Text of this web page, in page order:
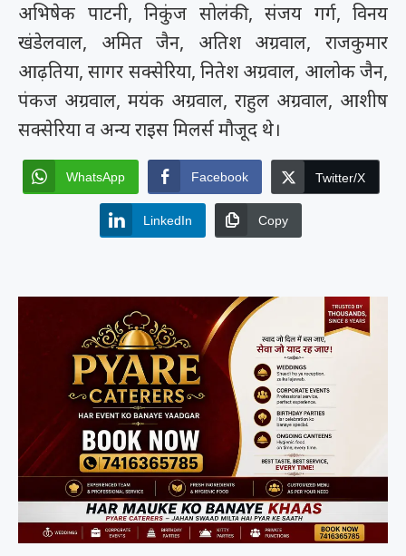
अभिषेक पाटनी, निकुंज सोलंकी, संजय गर्ग, विनय
खंडेलवाल, अमित जैन, अतिश अग्रवाल, राजकुमार
आढ़तिया, सागर सक्सेरिया, नितेश अग्रवाल, आलोक जैन,
पंकज अग्रवाल, मयंक अग्रवाल, राहुल अग्रवाल, आशीष
सक्सेरिया व अन्य राइस मिलर्स मौजूद थे।
WhatsApp Facebook Twitter/X
LinkedIn Copy